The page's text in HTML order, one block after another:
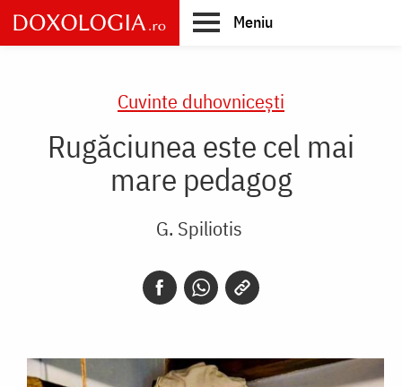
Skip
to
main
Meniu
Cuvinte duhovnicești
Rugăciunea este cel mai
mare pedagog
G. Spiliotis